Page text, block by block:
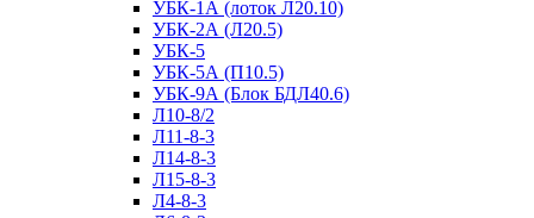
УБК-1А (лоток Л20.10)
УБК-2А (Л20.5)
УБК-5
УБК-5А (П10.5)
УБК-9А (Блок БДЛ40.6)
Л10-8/2
Л11-8-3
Л14-8-3
Л15-8-3
Л4-8-3